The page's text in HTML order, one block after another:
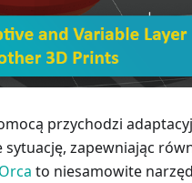
przychodzi
zapewniając
to niesamowite